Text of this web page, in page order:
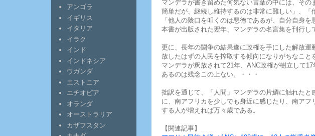
マンデラが書き留めた何気ない言葉の中には、そ
簡単だが、継続し維持するのは非常に難しい」、「
「他人の陰口を叩くのは悪徳であるが、自分自身
本書が出版された翌年、マンデラの名言集を刊行し
更に、長年の闘争の結果遂に政権を手にした解放
放したはずの人民を搾取する傾向になりがちなこと
マンデラが釈放されて21年、ANC政権が樹立して
あるのは残念この上ない。・・・
拙訳を通じて、「人間」マンデラの片鱗に触れた
に、南アフリカを少しでも身近に感じたり、南ア
する人が増えれば万々歳である。
【関連記事】
アンゴラ
イギリス
イタリア
イラク
インド
インドネシア
ウガンダ
エストニア
エチオピア
オランダ
オーストラリア
カザフスタン